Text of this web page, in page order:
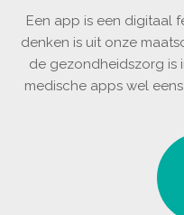
Een app is een digitaal
denken is uit onze
de gezondheidszorg
medische apps wel